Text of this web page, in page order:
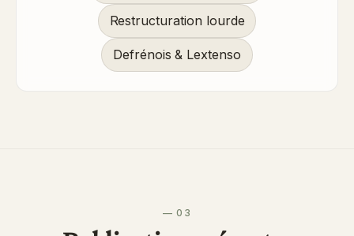
Restructuration lourde
Defrénois & Lextenso
— 03